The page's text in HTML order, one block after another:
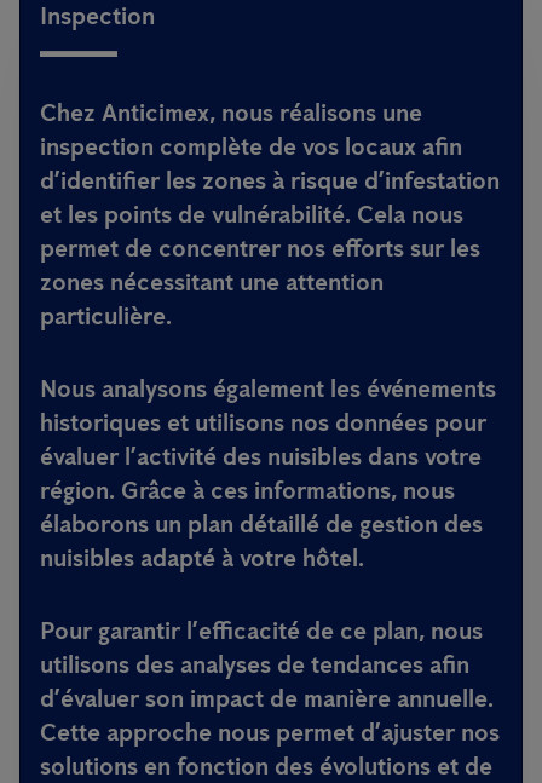
Inspection
Chez Anticimex, nous réalisons une
inspection complète de vos locaux afin
d’identifier les zones à risque d’infestation
et les points de vulnérabilité. Cela nous
permet de concentrer nos efforts sur les
zones nécessitant une attention
particulière.
Nous analysons également les événements
historiques et utilisons nos données pour
évaluer l’activité des nuisibles dans votre
région. Grâce à ces informations, nous
élaborons un plan détaillé de gestion des
nuisibles adapté à votre hôtel.
Pour garantir l’efficacité de ce plan, nous
utilisons des analyses de tendances afin
d’évaluer son impact de manière annuelle.
Cette approche nous permet d’ajuster nos
solutions en fonction des évolutions et de